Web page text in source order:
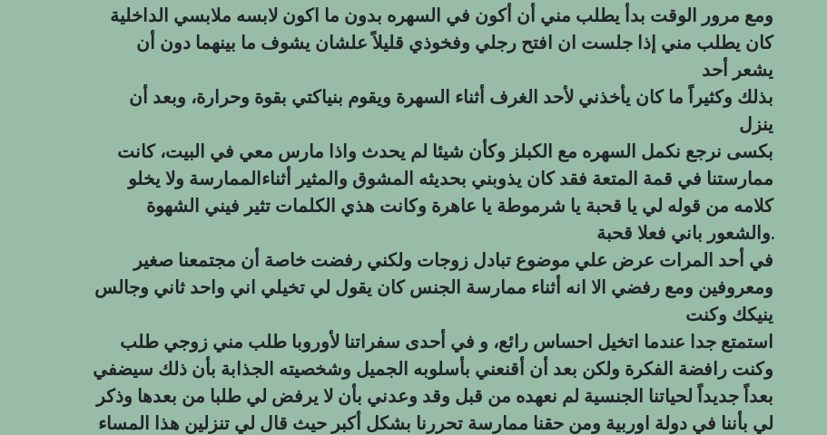
ومع مرور الوقت بدأ يطلب مني أن أكون في السهره بدون ما اكون لابسه ملابسي الداخلية
كان يطلب مني إذا جلست ان افتح رجلي وفخوذي قليلاً علشان يشوف ما بينهما دون أن
يشعر أحد
بذلك وكثيراً ما كان يأخذني لأحد الغرف أثناء السهرة ويقوم بنياكتي بقوة وحرارة، وبعد أن
ينزل
بكسى نرجع نكمل السهره مع الكبلز وكأن شيئا لم يحدث واذا مارس معي في البيت، كانت
ممارستنا في قمة المتعة فقد كان يذوبني بحديثه المشوق والمثير أثناءالممارسة ولا يخلو
كلامه من قوله لي يا قحبة يا شرموطة يا عاهرة وكانت هذي الكلمات تثير فيني الشهوة
والشعور باني فعلا قحبة.
في أحد المرات عرض علي موضوع تبادل زوجات ولكني رفضت خاصة أن مجتمعنا صغير
ومعروفين ومع رفضي الا انه أثناء ممارسة الجنس كان يقول لي تخيلي اني واحد ثاني وجالس
ينيكك وكنت
استمتع جدا عندما اتخيل احساس رائع، و في أحدى سفراتنا لأوروبا طلب مني زوجي طلب
وكنت رافضة الفكرة ولكن بعد أن أقنعني بأسلوبه الجميل وشخصيته الجذابة بأن ذلك سيضفي
بعداً جديداً لحياتنا الجنسية لم نعهده من قبل وقد وعدني بأن لا يرفض لي طلبا من بعدها وذكر
لي بأننا في دولة اوربية ومن حقنا ممارسة تحررنا بشكل أكبر حيث قال لي تنزلين هذا المساء